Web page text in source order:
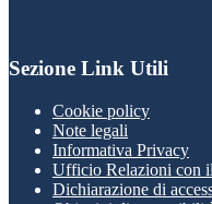
Sezione Link Utili
Cookie policy
Note legali
Informativa Privacy
Ufficio Relazioni con
Dichiarazione di